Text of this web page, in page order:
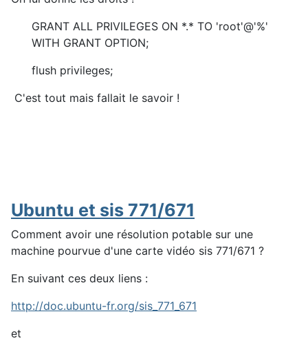
GRANT ALL PRIVILEGES ON *.* TO 'root'@'%'
WITH GRANT OPTION;
flush privileges;
C'est tout mais fallait le savoir !
Ubuntu et sis 771/671
Comment avoir une résolution potable sur une
machine pourvue d'une carte vidéo sis 771/671 ?
En suivant ces deux liens :
http://doc.ubuntu-fr.org/sis_771_671
et